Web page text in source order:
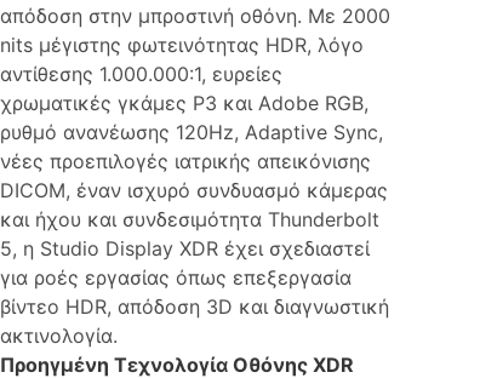
απόδοση στην μπροστινή οθόνη. Με 2000
nits μέγιστης φωτεινότητας HDR, λόγο
αντίθεσης 1.000.000:1, ευρείες
χρωματικές γκάμες P3 και Adobe RGB,
ρυθμό ανανέωσης 120Hz, Adaptive Sync,
νέες προεπιλογές ιατρικής απεικόνισης
DICOM, έναν ισχυρό συνδυασμό κάμερας
και ήχου και συνδεσιμότητα Thunderbolt
5, η Studio Display XDR έχει σχεδιαστεί
για ροές εργασίας όπως επεξεργασία
βίντεο HDR, απόδοση 3D και διαγνωστική
ακτινολογία.
Προηγμένη Τεχνολογία Οθόνης XDR